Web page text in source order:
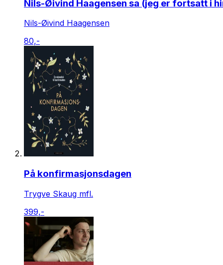
Nils-Øivind Haagensen sa (jeg er fortsatt i
Nils-Øivind Haagensen
80,-
På konfirmasjonsdagen
Trygve Skaug mfl.
399,-